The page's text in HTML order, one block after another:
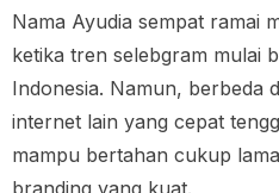
Nama Ayudia sempat ramai
ketika tren selebgram mulai
Indonesia. Namun, berbeda
internet lain yang cepat
mampu bertahan cukup
branding yang kuat.